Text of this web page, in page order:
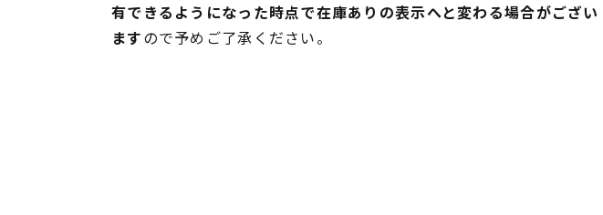
有できるようになった時点で在庫ありの表示へと変わる場合がござい
ますので予めご了承ください。